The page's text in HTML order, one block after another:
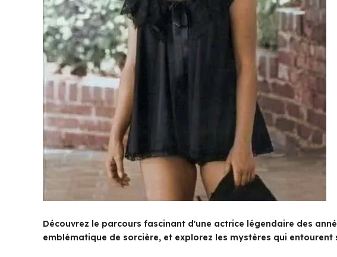
Découvrez le parcours fascinant d'une actrice légendaire des
emblématique de sorcière, et explorez les mystères qui